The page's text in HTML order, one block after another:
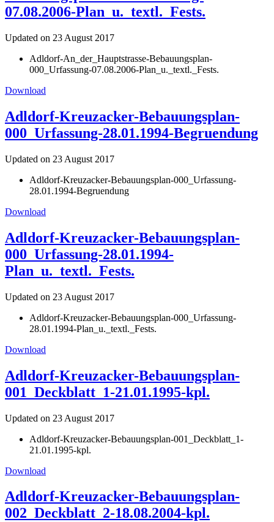
07.08.2006-Plan_u._textl._Fests.
Updated on 23 August 2017
Adldorf-An_der_Hauptstrasse-Bebauungsplan-
000_Urfassung-07.08.2006-Plan_u._textl._Fests.
Download
Adldorf-Kreuzacker-Bebauungsplan-
000_Urfassung-28.01.1994-Begruendung
Updated on 23 August 2017
Adldorf-Kreuzacker-Bebauungsplan-000_Urfassung-
28.01.1994-Begruendung
Download
Adldorf-Kreuzacker-Bebauungsplan-
000_Urfassung-28.01.1994-
Plan_u._textl._Fests.
Updated on 23 August 2017
Adldorf-Kreuzacker-Bebauungsplan-000_Urfassung-
28.01.1994-Plan_u._textl._Fests.
Download
Adldorf-Kreuzacker-Bebauungsplan-
001_Deckblatt_1-21.01.1995-kpl.
Updated on 23 August 2017
Adldorf-Kreuzacker-Bebauungsplan-001_Deckblatt_1-
21.01.1995-kpl.
Download
Adldorf-Kreuzacker-Bebauungsplan-
002_Deckblatt_2-18.08.2004-kpl.